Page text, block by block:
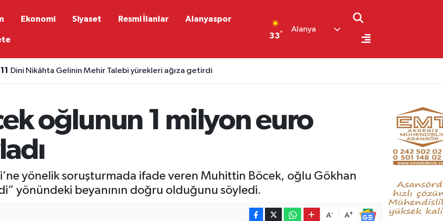
Ekonomi Siyaset Resmi İlanlar Alanyaspor
33°
Alanya
Dini Nikâhta Gelinin Mehir Talebi yürekleri ağıza getirdi
oğlunun 1 milyon euro
yönelik soruşturmada ifade veren Muhittin Böcek, oğlu Gökhan
yönündeki beyanının doğru olduğunu söyledi.
A- A+